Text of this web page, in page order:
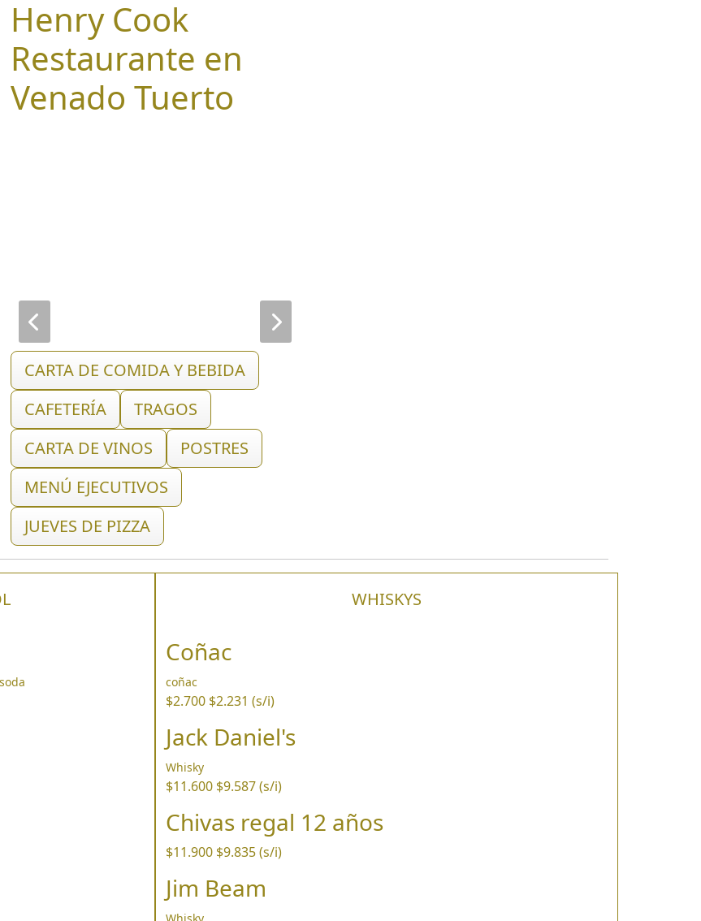
Henry Cook
Restaurante en
Venado Tuerto
CARTA DE COMIDA Y BEBIDA
CAFETERÍA
TRAGOS
CARTA DE VINOS
POSTRES
MENÚ EJECUTIVOS
JUEVES DE PIZZA
WHISKYS
Coñac
coñac
$2.700 $2.231 (s/i)
Jack Daniel's
Whisky
$11.600 $9.587 (s/i)
Chivas regal 12 años
$11.900 $9.835 (s/i)
Jim Beam